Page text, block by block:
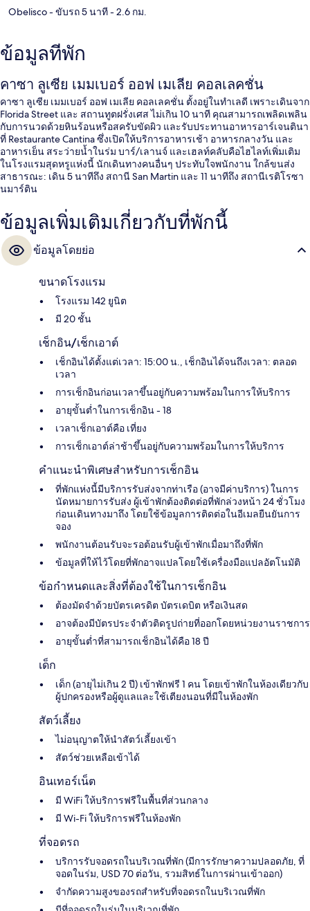
Obelisco- ขับรถ 5 นาที- 2.6 กม.
ข้อมูลที่พัก
คาซา ลูเซีย เมมเบอร์ ออฟ เมเลีย คอลเลคชั่น
คาซา ลูเซีย เมมเบอร์ ออฟ เมเลีย คอลเลคชั่น ตั้งอยู่ในทำเลดี เพราะเดินจาก
Florida Street และ สถานทูตฝรั่งเศส ไม่เกิน 10 นาที คุณสามารถเพลิดเพลิน
กับการนวดด้วยหินร้อนหรือสครับขัดผิว และรับประทานอาหารอาร์เจนตินา
ที่ Restaurante Cantina ซึ่งเปิดให้บริการอาหารเช้า อาหารกลางวัน และ
อาหารเย็น สระว่ายน้ำในร่ม บาร์/เลานจ์ และเฮลท์คลับคือไฮไลท์เพิ่มเติม
ในโรงแรมสุดหรูแห่งนี้ นักเดินทางคนอื่นๆ ประทับใจพนักงาน ใกล้ขนส่ง
สาธารณะ: เดิน 5 นาทีถึง สถานี San Martin และ 11 นาทีถึง สถานีเรติโรซา
นมาร์ติน
ข้อมูลเพิ่มเติมเกี่ยวกับที่พักนี้
ข้อมูลโดยย่อ
ขนาดโรงแรม
โรงแรม 142 ยูนิต
มี 20 ชั้น
เช็กอิน/เช็กเอาต์
เช็กอินได้ตั้งแต่เวลา: 15:00 น., เช็กอินได้จนถึงเวลา: ตลอด
เวลา
การเช็กอินก่อนเวลาขึ้นอยู่กับความพร้อมในการให้บริการ
อายุขั้นต่ำในการเช็กอิน - 18
เวลาเช็กเอาต์คือ เที่ยง
การเช็กเอาต์ล่าช้าขึ้นอยู่กับความพร้อมในการให้บริการ
คำแนะนำพิเศษสำหรับการเช็กอิน
ที่พักแห่งนี้มีบริการรับส่งจากท่าเรือ (อาจมีค่าบริการ) ในการ
นัดหมายการรับส่ง ผู้เข้าพักต้องติดต่อที่พักล่วงหน้า 24 ชั่วโมง
ก่อนเดินทางมาถึง โดยใช้ข้อมูลการติดต่อในอีเมลยืนยันการ
จอง
พนักงานต้อนรับจะรอต้อนรับผู้เข้าพักเมื่อมาถึงที่พัก
ข้อมูลที่ให้ไว้โดยที่พักอาจแปลโดยใช้เครื่องมือแปลอัตโนมัติ
ข้อกำหนดและสิ่งที่ต้องใช้ในการเช็กอิน
ต้องมัดจำด้วยบัตรเครดิต บัตรเดบิต หรือเงินสด
อาจต้องมีบัตรประจำตัวติดรูปถ่ายที่ออกโดยหน่วยงานราชการ
อายุขั้นต่ำที่สามารถเช็กอินได้คือ 18 ปี
เด็ก
เด็ก (อายุไม่เกิน 2 ปี) เข้าพักฟรี 1 คน โดยเข้าพักในห้องเดียวกับ
ผู้ปกครองหรือผู้ดูแลและใช้เตียงนอนที่มีในห้องพัก
สัตว์เลี้ยง
ไม่อนุญาตให้นำสัตว์เลี้ยงเข้า
สัตว์ช่วยเหลือเข้าได้
อินเทอร์เน็ต
มี WiFi ให้บริการฟรีในพื้นที่ส่วนกลาง
มี Wi-Fi ให้บริการฟรีในห้องพัก
ที่จอดรถ
บริการรับจอดรถในบริเวณที่พัก (มีการรักษาความปลอดภัย, ที่
จอดในร่ม, USD 70 ต่อวัน, รวมสิทธ์ในการผ่านเข้าออก)
จำกัดความสูงของรถสำหรับที่จอดรถในบริเวณที่พัก